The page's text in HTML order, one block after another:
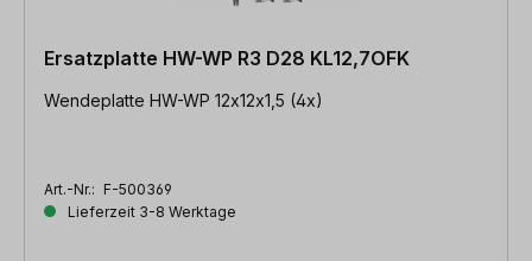
Ersatzplatte HW-WP R3 D28 KL12,7OFK
Wendeplatte HW-WP 12x12x1,5 (4x)
Art.-Nr.: F-500369
Lieferzeit 3-8 Werktage